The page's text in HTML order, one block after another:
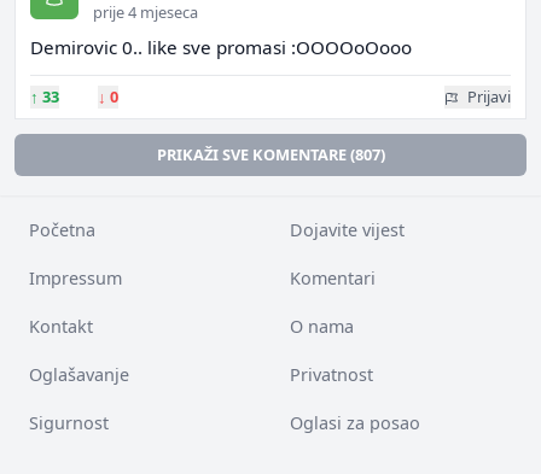
prije 4 mjeseca
Demirovic 0.. like sve promasi :OOOOoOooo
↑ 33 ↓ 0 Prijavi
PRIKAŽI SVE KOMENTARE (807)
Početna Dojavite vijest
Impressum Komentari
Kontakt O nama
Oglašavanje Privatnost
Sigurnost Oglasi za posao